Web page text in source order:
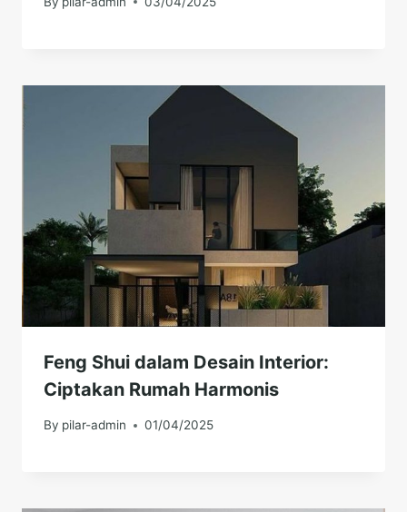
Feng Shui dalam Desain Interior:
Ciptakan Rumah Harmonis
By pilar-admin 01/04/2025